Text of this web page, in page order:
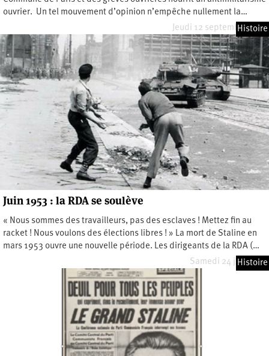
ouvrier. Un tel mouvement d’opinion n’empêche nullement la…
Jeudi 12 septembre 2024
Histoire
Juin 1953 : la RDA se soulève
« Nous sommes des travailleurs, pas des esclaves ! Mettez fin au
racket ! Nous voulons des élections libres ! » La mort de Staline en
mars 1953 ouvre une nouvelle période. Les dirigeants de la RDA (…
Samedi 24 juin 2023
Histoire